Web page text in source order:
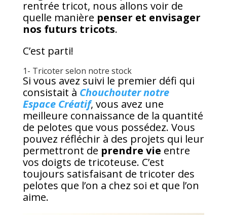
rentrée tricot, nous allons voir de
quelle manière penser et envisager
nos futurs tricots.
C’est parti!
1- Tricoter selon notre stock
Si vous avez suivi le premier défi qui
consistait à Chouchouter notre
Espace Créatif, vous avez une
meilleure connaissance de la quantité
de pelotes que vous possédez. Vous
pouvez réfléchir à des projets qui leur
permettront de prendre vie entre
vos doigts de tricoteuse. C’est
toujours satisfaisant de tricoter des
pelotes que l’on a chez soi et que l’on
aime.